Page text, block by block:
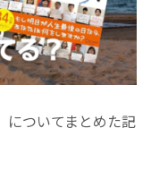
についてまとめた記